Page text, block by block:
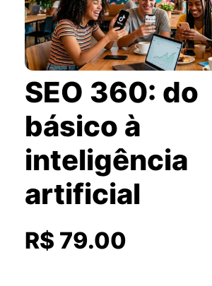
SEO 360: do
básico à
inteligência
artificial
R$ 79.00